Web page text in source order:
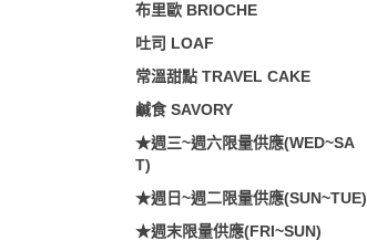
布里歐 BRIOCHE
吐司 LOAF
常溫甜點 TRAVEL CAKE
鹹食 SAVORY
★週三~週六限量供應(WED~SA
T)
★週日~週二限量供應(SUN~TUE)
★週末限量供應(FRI~SUN)